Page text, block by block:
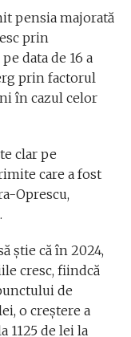
pensia majorată
prin
data de 16 a
prin factorul
în cazul celor
clar pe
care a fost
Oprescu,
ştie că în 2024,
cresc, fiindcă
de
o creştere a
1125 de lei la